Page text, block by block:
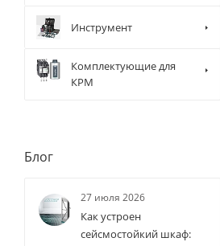
Инструмент
Комплектующие для
КРМ
Блог
27 июля 2026
Как устроен
сейсмостойкий шкаф: